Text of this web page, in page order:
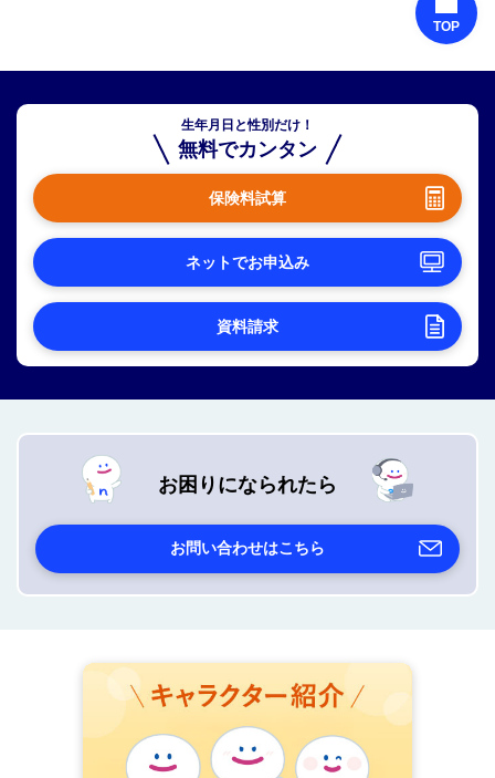
TOP
生年月日と性別だけ！
無料でカンタン
保険料試算
ネットでお申込み
資料請求
お困りになられたら
お問い合わせはこちら